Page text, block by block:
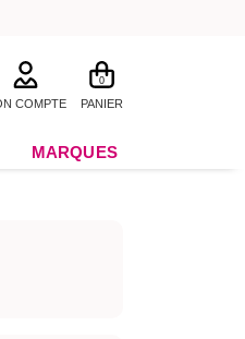
COMPTE
0
PANIER
MARQUES